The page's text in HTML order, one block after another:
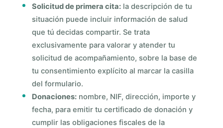
Solicitud de primera cita:la descripción de tu
situación puede incluir información de salud
que tú decidas compartir. Se trata
exclusivamente para valorar y atender tu
solicitud de acompañamiento, sobre la base de
tu consentimiento explícito al marcar la casilla
del formulario.
Donaciones:nombre, NIF, dirección, importe y
fecha, para emitir tu certificado de donación y
cumplir las obligaciones fiscales de la